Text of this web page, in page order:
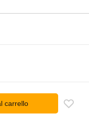
carrello